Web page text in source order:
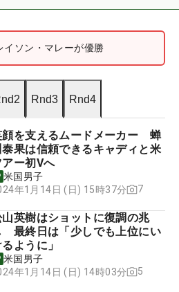
ソン・マレーが優勝
Rnd3 Rnd4
顔を支えるムードメーカー 蝉
泰果は信頼できるキャディと米
アー初Vへ
米国男子
年1月14日 (日) 15時37分
7
山英樹はショットに復調の兆
最終日は「少しでも上位にい
ように」
米国男子
年1月14日 (日) 14時03分
5